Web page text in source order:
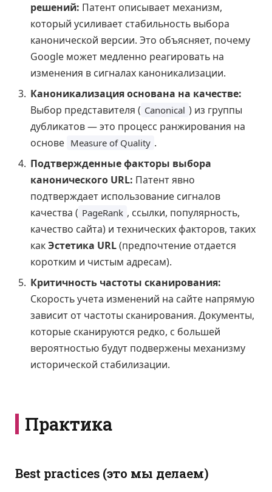
решений: Патент описывает механизм,
который усиливает стабильность выбора
канонической версии. Это объясняет, почему
Google может медленно реагировать на
изменения в сигналах каноникализации.
Каноникализация основана на качестве:
Выбор представителя ( Canonical ) из группы
дубликатов — это процесс ранжирования на
основе Measure of Quality .
Подтвержденные факторы выбора
канонического URL: Патент явно
подтверждает использование сигналов
качества ( PageRank , ссылки, популярность,
качество сайта) и технических факторов, таких
какЭстетика URL(предпочтение отдается
коротким и чистым адресам).
Критичность частоты сканирования:
Скорость учета изменений на сайте напрямую
зависит от частоты сканирования. Документы,
которые сканируются редко, с большей
вероятностью будут подвержены механизму
исторической стабилизации.
Практика
Best practices (это мы делаем)